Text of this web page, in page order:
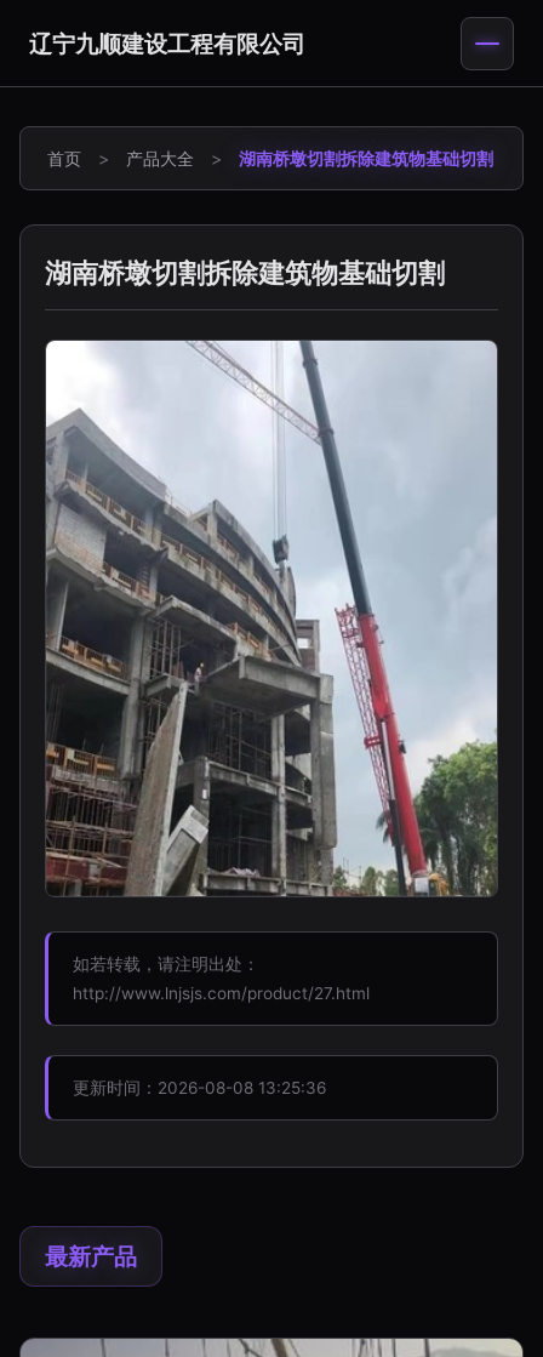
辽宁九顺建设工程有限公司
首页 > 产品大全 > 湖南桥墩切割拆除建筑物基础切割
湖南桥墩切割拆除建筑物基础切割
如若转载，请注明出处：
http://www.lnjsjs.com/product/27.html
更新时间：2026-08-08 13:25:36
最新产品